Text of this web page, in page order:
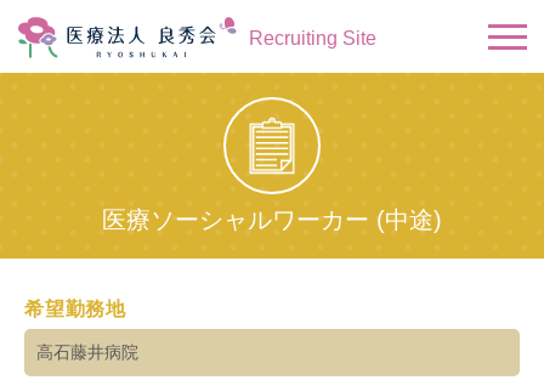
Recruiting Site
医療ソーシャルワーカー (中途)
希望勤務地
高石藤井病院